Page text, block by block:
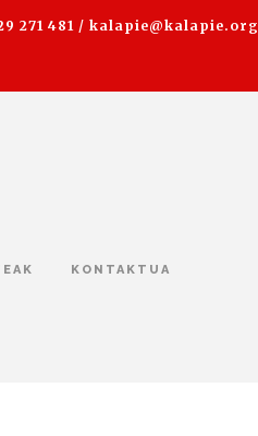
271 481 / kalapie@kalapie.org
KONTAKTUA